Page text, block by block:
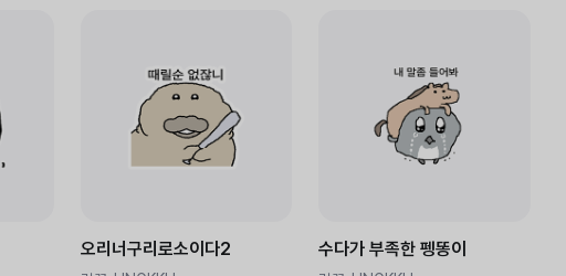
오리너구리로소이다2 수다가 부족한 펭똥이